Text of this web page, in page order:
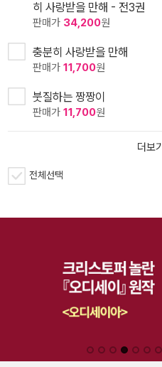
히 사랑받을 만해 - 전3권
판매가 34,200원
충분히 사랑받을 만해
판매가 11,700원
붓질하는 짱짱이
판매가 11,700원
더보기
전체선택